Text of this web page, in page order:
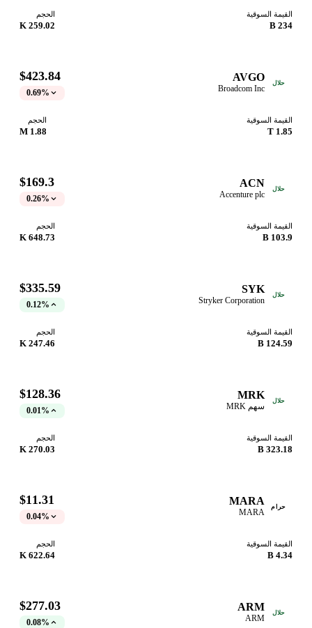
القيمة السوقية
234 B
الحجم
259.02 K
حلال AVGO
Broadcom Inc
$423.84
0.69%
القيمة السوقية
1.85 T
الحجم
1.88 M
حلال ACN
Accenture plc
$169.3
0.26%
القيمة السوقية
103.9 B
الحجم
648.73 K
حلال SYK
Stryker Corporation
$335.59
0.12%
القيمة السوقية
124.59 B
الحجم
247.46 K
حلال MRK
سهم MRK
$128.36
0.01%
القيمة السوقية
323.18 B
الحجم
270.03 K
حرام MARA
MARA
$11.31
0.04%
القيمة السوقية
4.34 B
الحجم
622.64 K
حلال ARM
ARM
$277.03
0.08%